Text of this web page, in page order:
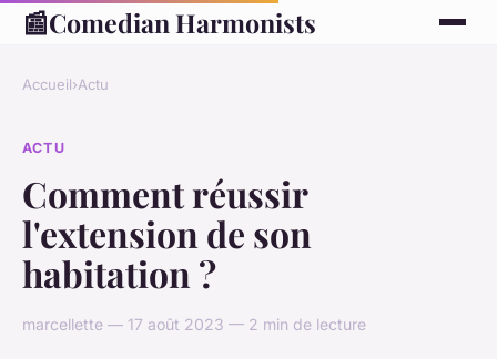
📰Comedian Harmonists
Accueil›Actu
ACTU
Comment réussir
l'extension de son
habitation ?
marcellette — 17 août 2023 — 2 min de lecture